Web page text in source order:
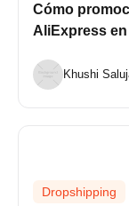
Cómo
AliExpress
Khushi
Dropshipping